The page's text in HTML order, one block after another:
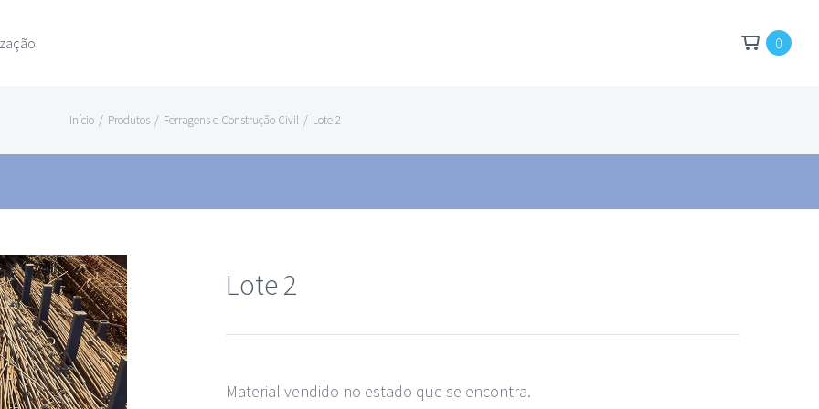
0
Início / Produtos / Ferragens e Construção Civil / Lote 2
Lote 2
Material vendido no estado que se encontra.